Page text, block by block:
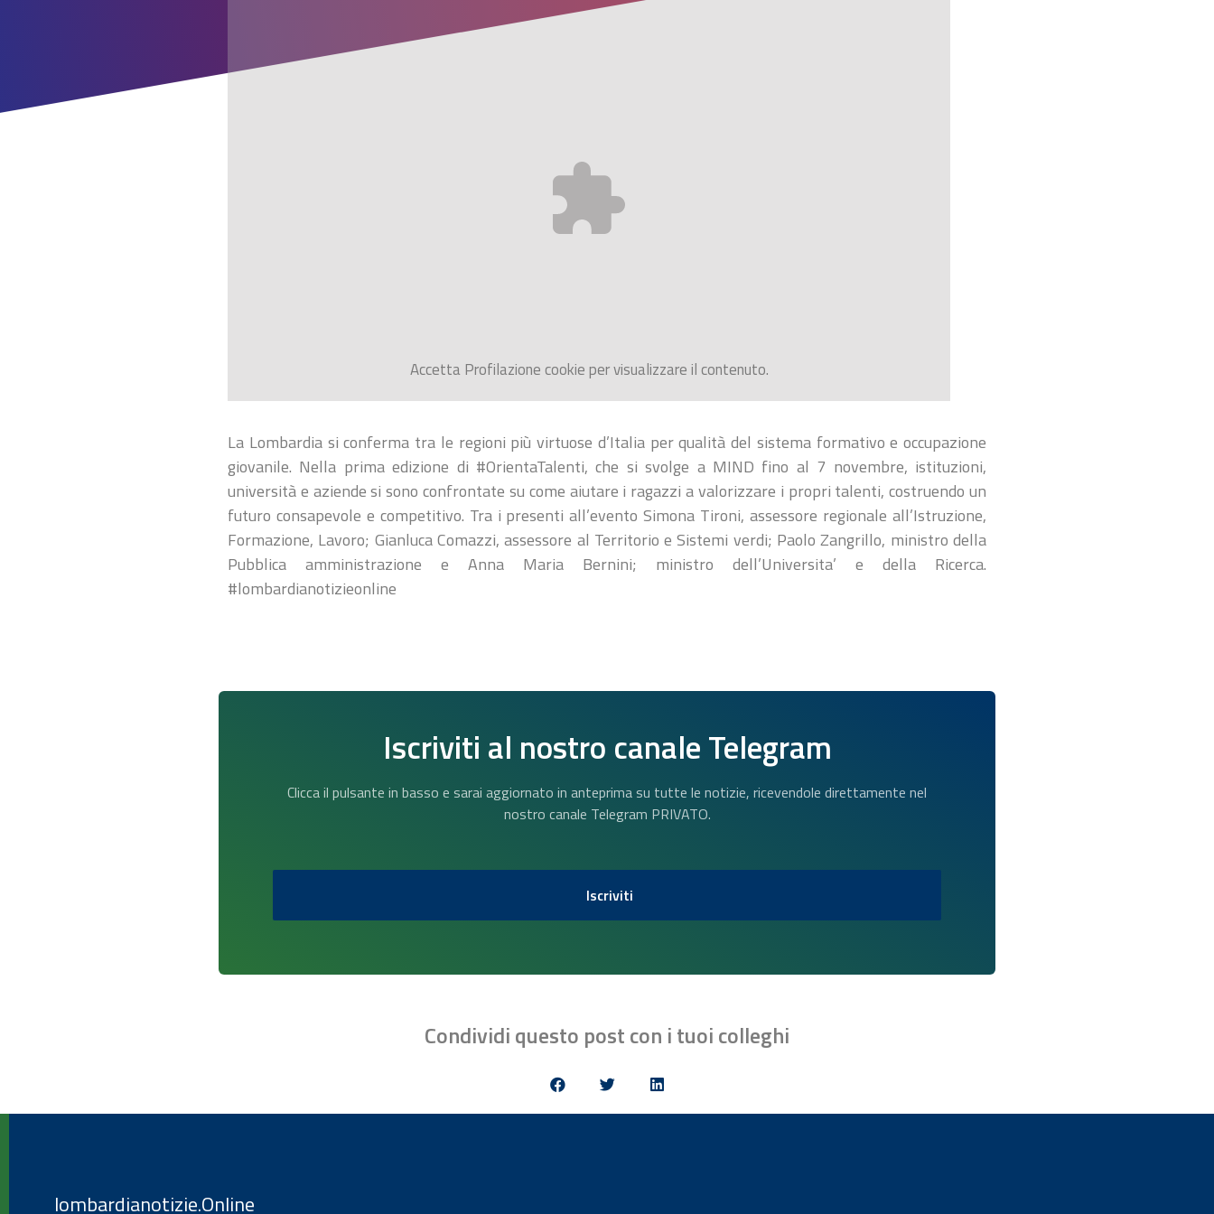
AccettaProfilazionecookie per visualizzare il contenuto.
La Lombardia si conferma tra le regioni più virtuose d’Italia per qualità del sistema formativo e occupazione
giovanile. Nella prima edizione di #OrientaTalenti, che si svolge a MIND fino al 7 novembre, istituzioni,
università e aziende si sono confrontate su come aiutare i ragazzi a valorizzare i propri talenti, costruendo un
futuro consapevole e competitivo. Tra i presenti all’evento Simona Tironi, assessore regionale all’Istruzione,
Formazione, Lavoro; Gianluca Comazzi, assessore al Territorio e Sistemi verdi; Paolo Zangrillo, ministro della
Pubblica amministrazione e Anna Maria Bernini; ministro dell’Universita’ e della Ricerca.
#lombardianotizieonline
Iscriviti al nostro canale Telegram
Clicca il pulsante in basso e sarai aggiornato in anteprima su tutte le notizie, ricevendole direttamente nel
nostro canale Telegram PRIVATO.
Iscriviti
Condividi questo post con i tuoi colleghi
lombardianotizie.Online